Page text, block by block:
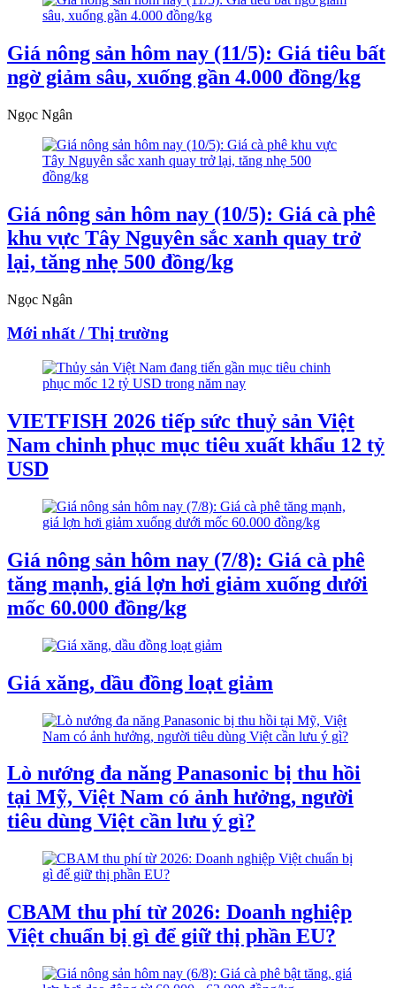
Giá nông sản hôm nay (11/5): Giá tiêu bất
ngờ giảm sâu, xuống gần 4.000 đồng/kg
Ngọc Ngân
Giá nông sản hôm nay (10/5): Giá cà phê
khu vực Tây Nguyên sắc xanh quay trở
lại, tăng nhẹ 500 đồng/kg
Ngọc Ngân
Mới nhất / Thị trường
VIETFISH 2026 tiếp sức thuỷ sản Việt
Nam chinh phục mục tiêu xuất khẩu 12 tỷ
USD
Giá nông sản hôm nay (7/8): Giá cà phê
tăng mạnh, giá lợn hơi giảm xuống dưới
mốc 60.000 đồng/kg
Giá xăng, dầu đồng loạt giảm
Lò nướng đa năng Panasonic bị thu hồi
tại Mỹ, Việt Nam có ảnh hưởng, người
tiêu dùng Việt cần lưu ý gì?
CBAM thu phí từ 2026: Doanh nghiệp
Việt chuẩn bị gì để giữ thị phần EU?